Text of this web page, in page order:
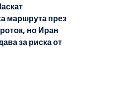
маршрута през
но Иран
за риска от